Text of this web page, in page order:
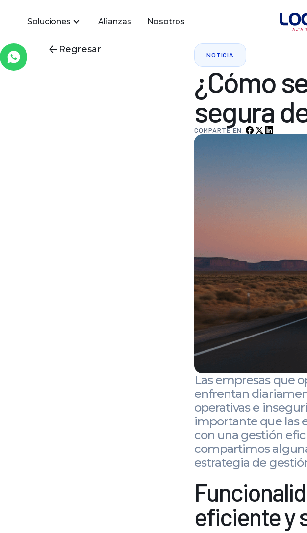
Soluciones Alianzas Nosotros
Regresar
NOTICIA
¿Cómo
segura
COMPARTE EN:
Las empresas que
enfrentan
operativas e
importante que las
con una gestión
compartimos
estrategia de
eficiente y